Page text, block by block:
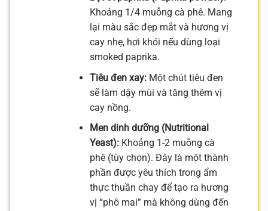
Khoảng 1/4 muỗng cà phê. Mang
lại màu sắc đẹp mắt và hương vị
cay nhẹ, hơi khói nếu dùng loại
smoked paprika.
Tiêu đen xay:Một chút tiêu đen
sẽ làm dậy mùi và tăng thêm vị
cay nồng.
Men dinh dưỡng (Nutritional
Yeast):Khoảng 1-2 muỗng cà
phê (tùy chọn). Đây là một thành
phần được yêu thích trong ẩm
thực thuần chay để tạo ra hương
vị “phô mai” mà không dùng đến